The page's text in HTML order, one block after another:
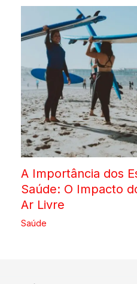
A Importância dos
Saúde: O Impacto
Ar Livre
Saúde